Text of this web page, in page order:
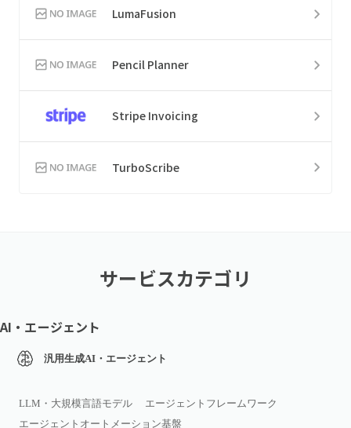
LumaFusion
Pencil Planner
Stripe Invoicing
TurboScribe
サービスカテゴリ
AI・エージェント
汎用生成AI・エージェント
LLM・大規模言語モデル
エージェントフレームワーク
エージェントオートメーション基盤